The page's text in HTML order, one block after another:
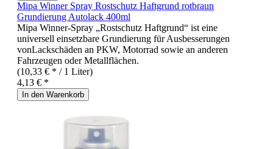
Mipa Winner Spray Rostschutz Haftgrund rotbraun
Grundierung Autolack 400ml
Mipa Winner-Spray „Rostschutz Haftgrund“ ist eine
universell einsetzbare Grundierung für Ausbesserungen
vonLackschäden an PKW, Motorrad sowie an anderen
Fahrzeugen oder Metallflächen.
(10,33 € * / 1 Liter)
4,13 € *
In den Warenkorb